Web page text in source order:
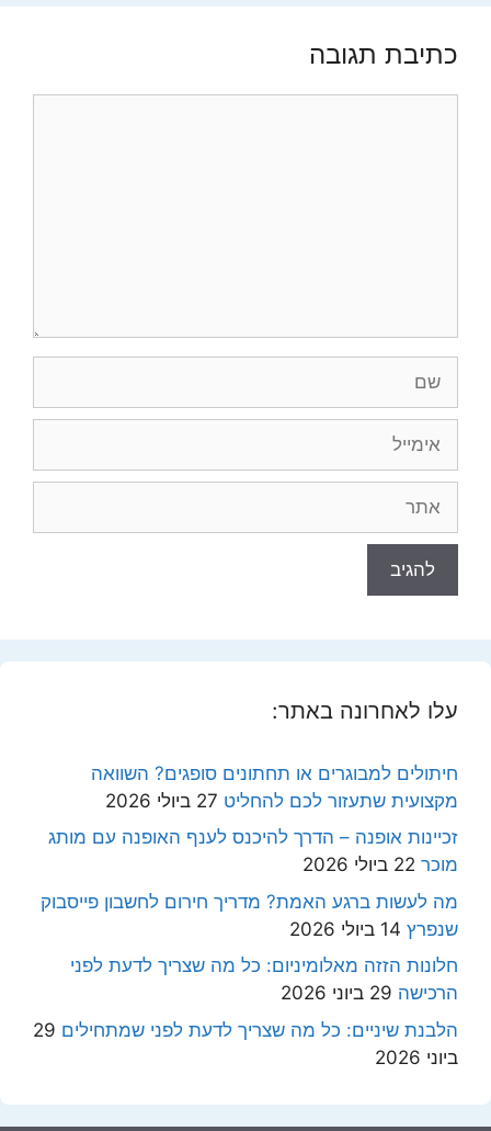
כתיבת תגובה
עלו לאחרונה באתר:
חיתולים למבוגרים או תחתונים סופגים? השוואה
מקצועית שתעזור לכם להחליט 27 ביולי 2026
זכיינות אופנה – הדרך להיכנס לענף האופנה עם מותג
מוכר 22 ביולי 2026
מה לעשות ברגע האמת? מדריך חירום לחשבון פייסבוק
שנפרץ 14 ביולי 2026
חלונות הזזה מאלומיניום: כל מה שצריך לדעת לפני
הרכישה 29 ביוני 2026
הלבנת שיניים: כל מה שצריך לדעת לפני שמתחילים 29
ביוני 2026